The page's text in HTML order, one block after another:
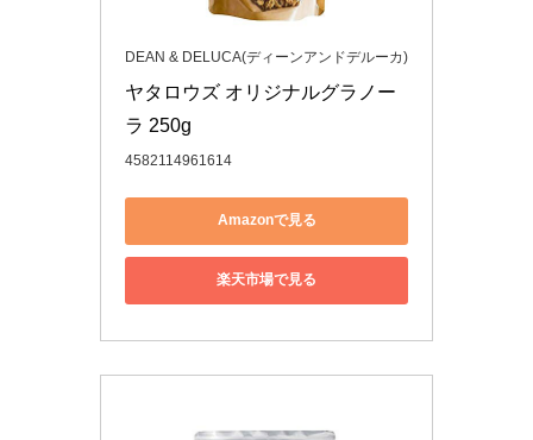
DEAN & DELUCA(ディーンアンドデルーカ)
ヤタロウズ オリジナルグラノー
ラ 250g
4582114961614
Amazonで見る
楽天市場で見る